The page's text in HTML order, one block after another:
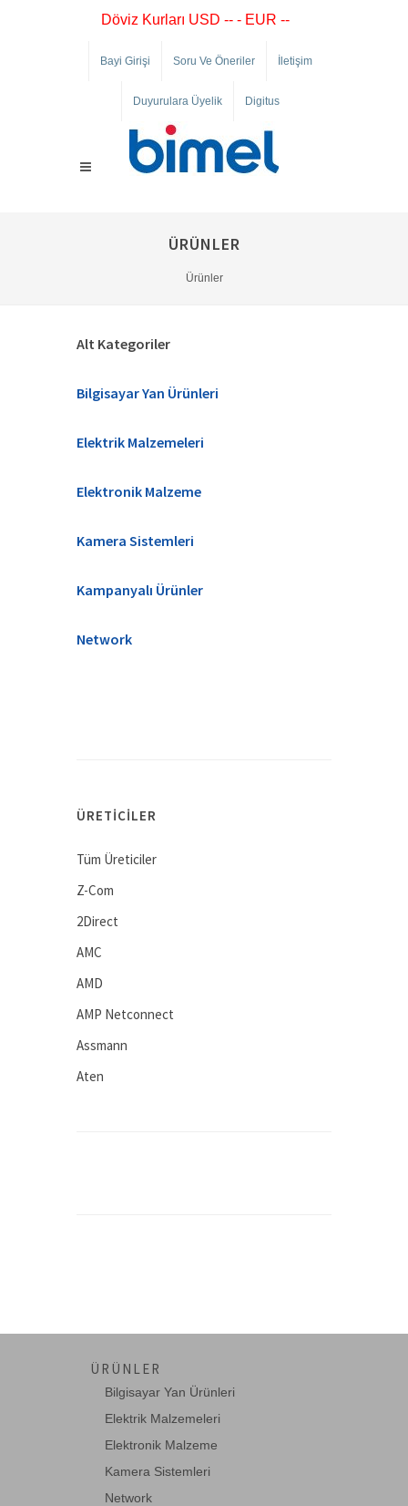
Döviz Kurları USD -- - EUR --
Bayi Girişi Soru Ve Öneriler İletişim
Duyurulara Üyelik Digitus
ÜRÜNLER
Ürünler
Alt Kategoriler
Bilgisayar Yan Ürünleri
Elektrik Malzemeleri
Elektronik Malzeme
Kamera Sistemleri
Kampanyalı Ürünler
Network
ÜRETICILER
Tüm Üreticiler
Z-Com
2Direct
AMC
AMD
AMP Netconnect
Assmann
Aten
DSG-Canusa
EASY COM
ednet
EETools
ÜRÜNLER
Bilgisayar Yan Ürünleri
Elektrik Malzemeleri
Elektronik Malzeme
Kamera Sistemleri
Network